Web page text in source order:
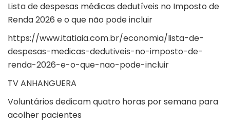
Lista de despesas médicas dedutíveis no Imposto de
Renda 2026 e o que não pode incluir
https://www.itatiaia.com.br/economia/lista-de-
despesas-medicas-dedutiveis-no-imposto-de-
renda-2026-e-o-que-nao-pode-incluir
TV ANHANGUERA
Voluntários dedicam quatro horas por semana para
acolher pacientes